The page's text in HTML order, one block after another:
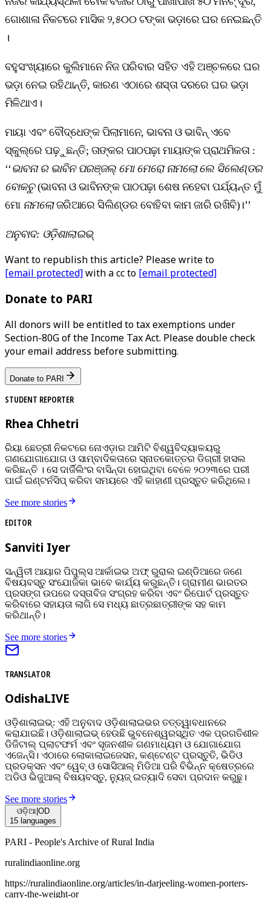
ଗୋଶାଳା ନିକଟରେ ମାସିକ ୨,୫୦୦ ଟଙ୍କା ଭଡ଼ାରେ ଘର ନେଇଛନ୍ତି
।
ବହୁସଂଖ୍ୟାରେ କୁଲିମାନେ ନିଜ ପରିବାର ସହିତ ଏହି ଅଞ୍ଚଳରେ ଘର
ଭଡ଼ା ନେଇ ରହିଥାନ୍ତି, କାରଣ ଏଠାରେ ଶସ୍ତା ଦରରେ ଘର ଭଡ଼ା
ମିଳିଥାଏ।
ମାୟା ଏବଂ ବୌଦ୍ଧେଙ୍କ ପିଲାମାନେ, ଭାବନା ଓ ଭାବିନ୍‌ ଏବେ
ସ୍କୁଲ୍‌ରେ ପଢ଼ୁଛନ୍ତି; ତାଙ୍କର ପାଠପଢ଼ା ମାୟାଙ୍କ ପ୍ରାଥମିକତା :
‘‘ଭାବନା ର ଭାବିନ ପରଞ୍ଜଲ୍‌ ମୋ ମେରୋ ନାମଲୋ ଲେ ସିଲେଣ୍ଡର
ବୋକଚୁ(ଭାବନା ଓ ଭାବିନଙ୍କ ପାଠପଢ଼ା ଶେଷ ନହେବା ପର୍ଯ୍ୟନ୍ତ ମୁଁ
ମୋ ନାମଲୋଜରିଆରେ ସିଲିଣ୍ଡର ବୋହିବା କାମ ଜାରି ରଖିବି)।’’
ଅନୁବାଦ: ଓଡ଼ିଶାଲାଇଭ୍‍
Want to republish this article? Please write to
[email protected]with a cc to [email protected]
Donate to PARI
All donors will be entitled to tax exemptions under
Section-80G of the Income Tax Act. Please double check
your email address before submitting.
Donate to PARI
STUDENT REPORTER
Rhea Chhetri
ରିୟା ଛେତ୍ରୀ ନିକଟରେ ନୋଏଡ଼ାର ଆମିଟି ବିଶ୍ୱବିଦ୍ୟାଳୟରୁ
ଗଣଯୋଗାଯୋଗ ଓ ସାମ୍ବାଦିକତାରେ ସ୍ନାତକୋତ୍ତର ଡିଗ୍ରୀ ହାସଲ
କରିଛନ୍ତି । ସେ ଦାର୍ଜିଲିଂର ବାସିନ୍ଦା ହୋଇଥିବା ବେଳେ ୨୦୨୩ରେ ପରୀ
ପାଇଁ ଇଣ୍ଟର୍ନସିପ୍‌ କରିବା ସମୟରେ ଏହି କାହାଣୀ ପ୍ରସ୍ତୁତ କରିଥିଲେ।
See more stories
EDITOR
Sanviti Iyer
ସନ୍ୱିତୀ ଆୟାର ପିପୁଲ୍ସ ଆର୍କାଇଭ ଅଫ୍‌ ରୁରାଲ ଇଣ୍ଡିଆରେ ଜଣେ
ବିଷୟବସ୍ତୁ ସଂଯୋଜିକା ଭାବେ କାର୍ଯ୍ୟ କରୁଛନ୍ତି। ଗ୍ରାମୀଣ ଭାରତର
ପ୍ରସଙ୍ଗ ଉପରେ ଦସ୍ତାବିଜ ସଂଗ୍ରହ କରିବା ଏବଂ ରିପୋର୍ଟ ପ୍ରସ୍ତୁତ
କରିବାରେ ସହାୟତା ଲାଗି ସେ ମଧ୍ୟ ଛାତ୍ରଛାତ୍ରୀଙ୍କ ସହ କାମ
କରିଥାନ୍ତି।
See more stories
TRANSLATOR
OdishaLIVE
ଓଡ଼ିଶାଲାଇଭ୍: ଏହି ଅନୁବାଦ ଓଡ଼ିଶାଲାଇଭର ତତ୍ତ୍ୱାବଧାନରେ
କରାଯାଇଛି। ଓଡ଼ିଶାଲାଇଭ୍ ହେଉଛି ଭୁବନେଶ୍ୱରସ୍ଥିତ ଏକ ପ୍ରଗତିଶୀଳ
ଡିଜିଟାଲ୍ ପ୍ଲାଟଫର୍ମ ଏବଂ ସୃଜନଶୀଳ ଗଣମାଧ୍ୟମ ଓ ଯୋଗାଯୋଗ
ଏଜେନ୍ସି। ଏଠାରେ ଲୋକାଲାଇଜେସନ, କଣ୍ଟେଣ୍ଟ ପ୍ରସ୍ତୁତି, ଭିଡିଓ
ପ୍ରଡକ୍ସନ ଏବଂ ୱେବ୍ ଓ ସୋସିଆଲ୍ ମିଡିଆ ପରି ବିଭିନ୍ନ କ୍ଷେତ୍ରରେ
ଅଡିଓ ଭିଜୁଆଲ୍‌ ବିଷୟବସ୍ତୁ, ନ୍ୟୁଜ୍ ଇତ୍ୟାଦି ସେବା ପ୍ରଦାନ କରୁଛୁ।
See more stories
ଓଡ଼ିଆ OD
15 languages
PARI - People's Archive of Rural India
ruralindiaonline.org
https://ruralindiaonline.org/articles/in-darjeeling-women-porters-
carry-the-weight-or